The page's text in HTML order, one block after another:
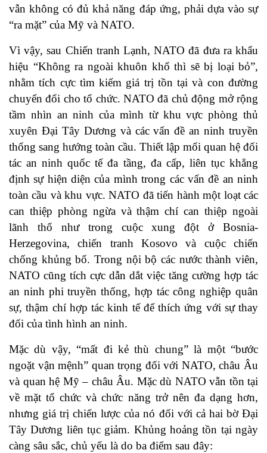
vẫn không có đủ khả năng đáp ứng, phải dựa vào sự
“ra mặt” của Mỹ và NATO.
Vì vậy, sau Chiến tranh Lạnh, NATO đã đưa ra khẩu
hiệu “Không ra ngoài khuôn khổ thì sẽ bị loại bỏ”,
nhằm tích cực tìm kiếm giá trị tồn tại và con đường
chuyển đổi cho tổ chức. NATO đã chủ động mở rộng
tầm nhìn an ninh của mình từ khu vực phòng thủ
xuyên Đại Tây Dương và các vấn đề an ninh truyền
thống sang hướng toàn cầu. Thiết lập mối quan hệ đối
tác an ninh quốc tế đa tầng, đa cấp, liên tục khẳng
định sự hiện diện của mình trong các vấn đề an ninh
toàn cầu và khu vực. NATO đã tiến hành một loạt các
can thiệp phòng ngừa và thậm chí can thiệp ngoài
lãnh thổ như trong cuộc xung đột ở Bosnia-
Herzegovina, chiến tranh Kosovo và cuộc chiến
chống khủng bố. Trong nội bộ các nước thành viên,
NATO cũng tích cực dẫn dắt việc tăng cường hợp tác
an ninh phi truyền thống, hợp tác công nghiệp quân
sự, thậm chí hợp tác kinh tế để thích ứng với sự thay
đổi của tình hình an ninh.
Mặc dù vậy, “mất đi kẻ thù chung” là một “bước
ngoặt vận mệnh” quan trọng đối với NATO, châu Âu
và quan hệ Mỹ – châu Âu. Mặc dù NATO vẫn tồn tại
về mặt tổ chức và chức năng trở nên đa dạng hơn,
nhưng giá trị chiến lược của nó đối với cả hai bờ Đại
Tây Dương liên tục giảm. Khủng hoảng tồn tại ngày
càng sâu sắc, chủ yếu là do ba điểm sau đây: